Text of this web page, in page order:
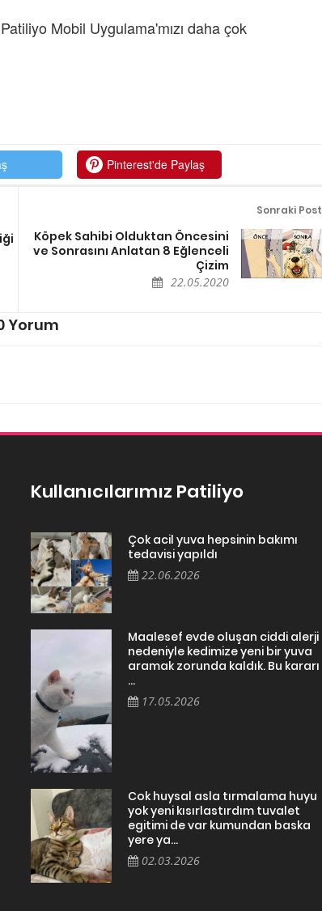
Mobil Uygulama'mızı daha çok
Pinterest'de Paylaş
Sonraki Post
Köpek Sahibi Olduktan Öncesini
ve Sonrasını Anlatan 8 Eğlenceli
Çizim
22.05.2020
Yorum
Kullanıcılarımız Patiliyo
Çok acil yuva hepsinin bakımı
tedavisi yapıldı
22.06.2026
Maalesef evde oluşan ciddi alerji
nedeniyle kedimize yeni bir yuva
aramak zorunda kaldık. Bu kararı
...
17.05.2026
Cok huysal asla tırmalama huyu
yok yeni kısırlastırdım tuvalet
egitimi de var kumundan baska
yere ya...
02.03.2026